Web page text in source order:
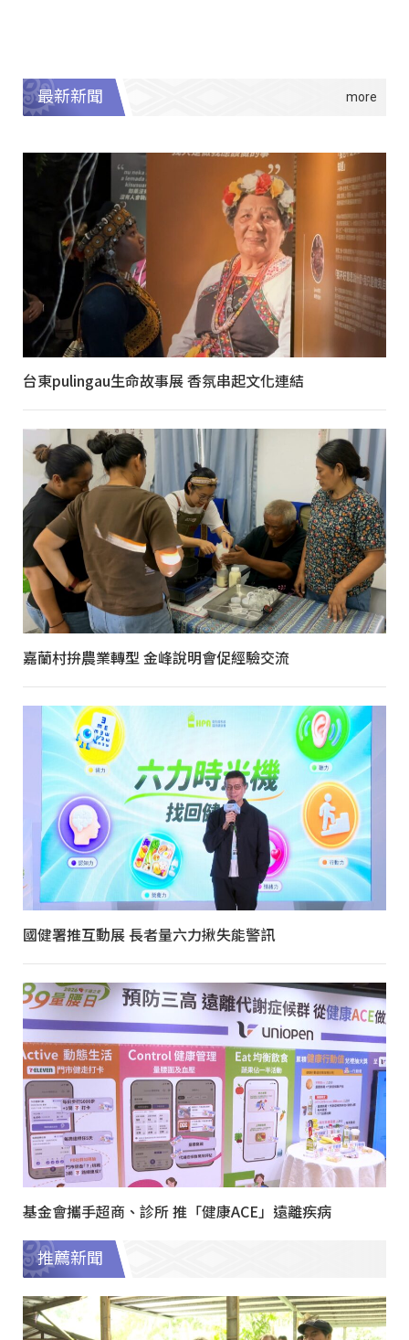
最新新聞
台東pulingau生命故事展 香氛串起文化連結
嘉蘭村拚農業轉型 金峰說明會促經驗交流
國健署推互動展 長者量六力揪失能警訊
基金會攜手超商、診所 推「健康ACE」遠離疾病
推薦新聞